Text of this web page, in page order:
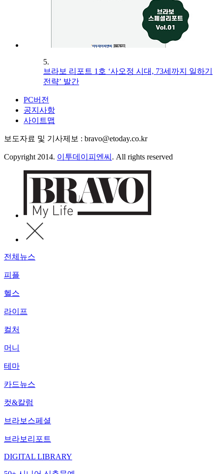
5.
브라보 리포트 1호 ‘사오정 시대, 73세까지 일하기
전략’ 발간
PC버전
공지사항
사이트맵
보도자료 및 기사제보 : bravo@etoday.co.kr
Copyright 2014. 이투데이피엔씨 . All rights reserved
전체뉴스
피플
헬스
라이프
컬처
머니
테마
카드뉴스
컷&칼럼
브라보스페셜
브라보리포트
DIGITAL LIBRARY